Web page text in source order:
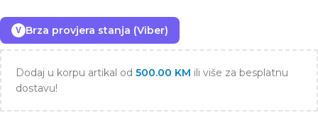
V Brza provjera stanja (Viber)
Dodaj u korpu artikal od 500.00 KM ili više za besplatnu
dostavu!